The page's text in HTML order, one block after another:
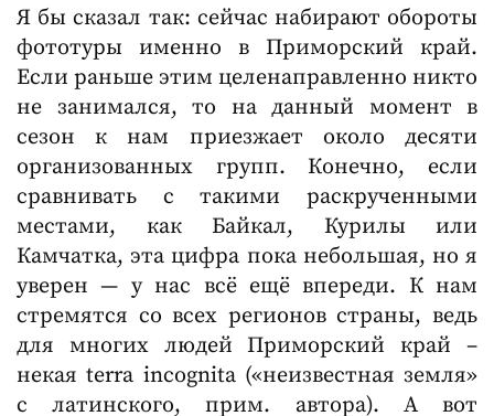
Я бы сказал так: сейчас набирают обороты
фототуры именно в Приморский край.
Если раньше этим целенаправленно никто
не занимался, то на данный момент в
сезон к нам приезжает около десяти
организованных групп. Конечно, если
сравнивать с такими раскрученными
местами, как Байкал, Курилы или
Камчатка, эта цифра пока небольшая, но я
уверен — у нас всё ещё впереди. К нам
стремятся со всех регионов страны, ведь
для многих людей Приморский край –
некая terra incognita («неизвестная земля»
с латинского, прим. автора). А вот